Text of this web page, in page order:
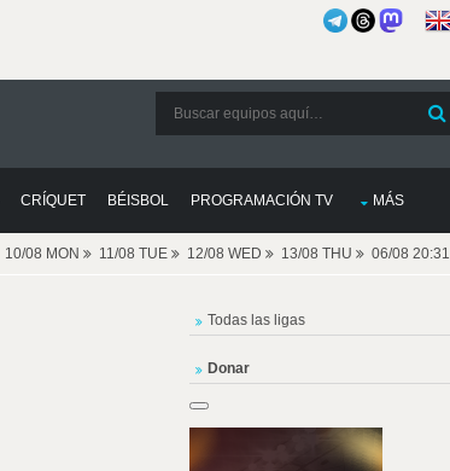
CRÍQUET BÉISBOL PROGRAMACIÓN TV MÁS
10/08 MON 11/08 TUE 12/08 WED 13/08 THU 06/08 20:31
Todas las ligas
Donar